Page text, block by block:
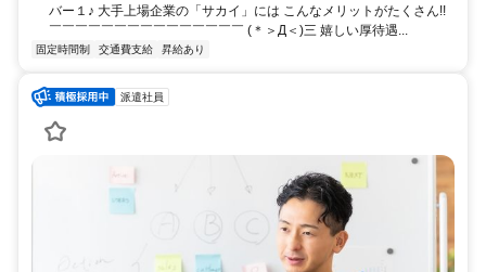
バー１♪ 大手上場企業の「サカイ」には こんなメリットがたくさん!!
￣￣￣￣￣￣￣￣￣￣￣￣￣￣￣ (＊＞Д＜)三 嬉しい厚待遇...
固定時間制 交通費支給 昇給あり
派遣社員